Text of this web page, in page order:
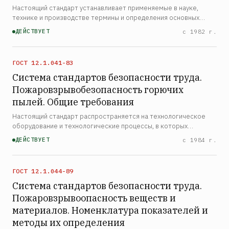
Настоящий стандарт устанавливает применяемые в науке,
технике и производстве термины и определения основных
понятий пожарной безопасности в области безопасности труда
ДЕЙСТВУЕТ с 1982 г.
ГОСТ 12.1.041-83
Система стандартов безопасности труда.
Пожаровзрывобезопасность горючих
пылей. Общие требования
Настоящий стандарт распространяется на технологическое
оборудование и технологические процессы, в которых
присутствуют горючие пыли и устанавливает общие
требования к обеспечению их пожаровзрывобезопасности.
Стандарт не …
ДЕЙСТВУЕТ с 1984 г.
ГОСТ 12.1.044-89
Система стандартов безопасности труда.
Пожаровзрывоопасность веществ и
материалов. Номенклатура показателей и
методы их определения